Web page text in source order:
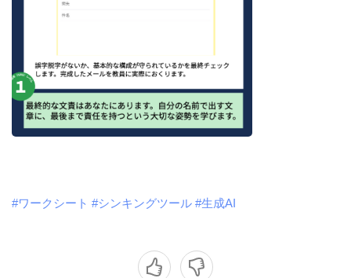
#ワークシート #シンキングツール #生成AI